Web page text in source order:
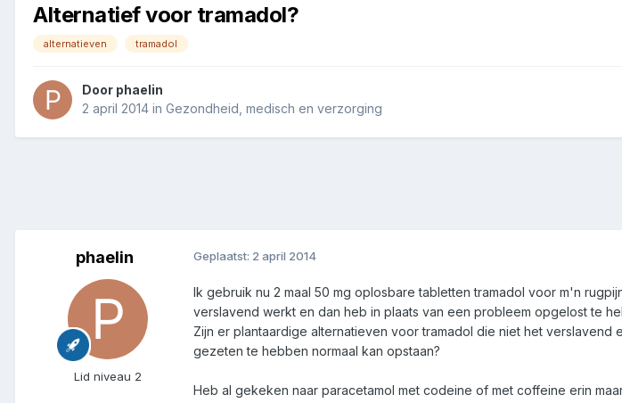
Alternatief voor tramadol?
alternatieven tramadol
Door phaelin
2 april 2014 in Gezondheid, medisch en verzorging
phaelin
Lid niveau 2
Geplaatst: 2 april 2014
Ik gebruik nu 2 maal 50 mg oplosbare tabletten tramadol voor m'n
verslavend werkt en dan heb in plaats van een probleem opgelost te
Zijn er plantaardige alternatieven voor tramadol die niet het
gezeten te hebben normaal kan opstaan?
Heb al gekeken naar paracetamol met codeine of met coffeine erin